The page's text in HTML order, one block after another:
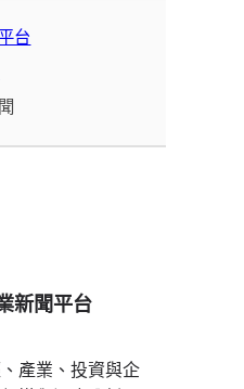
台
新聞平台
產業、投資與企